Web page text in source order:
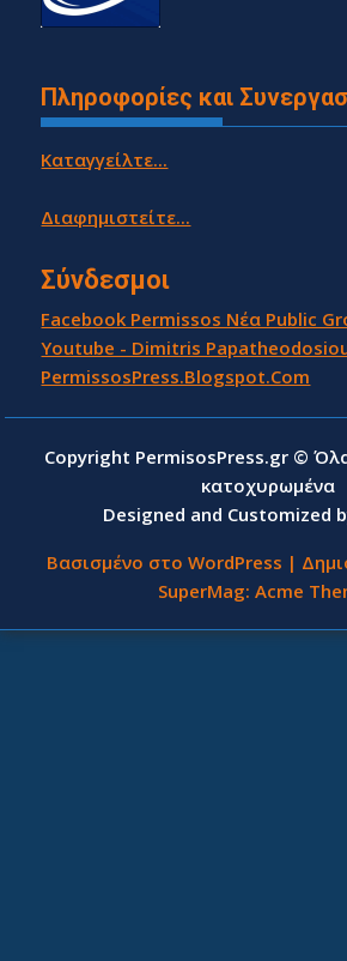
Πληροφορίες και
Καταγγείλτε...
Διαφημιστείτε...
Σύνδεσμοι
Facebook Permissos Νέα Public
Youtube - Dimitris
PermissosPress.Blogspot.Com
Copyright PermisosPress.gr ©
κατοχυρωμένα
Designed and Customized
Βασισμένο στο WordPress |
SuperMag: Acme